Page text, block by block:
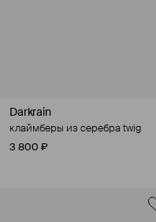
Darkrain
клаймберы из серебра twig
3 800 ₽